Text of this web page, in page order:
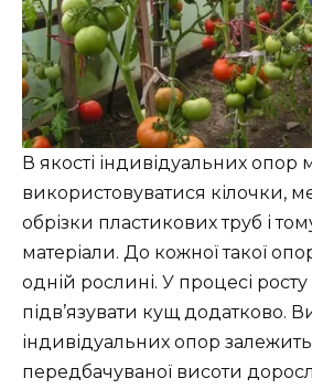
В якості індивідуальних опор
використовуватися кілочки,
обрізки пластикових труб і
матеріали. До кожної такої
одній рослині. У процесі росту
підв’язувати кущ додатково.
індивідуальних опор залежить
передбачуваної висоти